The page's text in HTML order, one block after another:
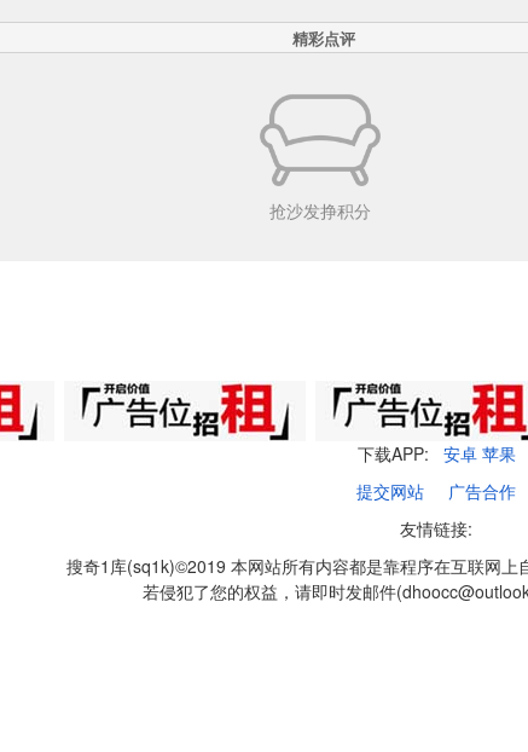
精彩点评
抢沙发挣积分
下载APP: 安卓 苹果
提交网站
广告合作
友情链接:
搜奇1库(sq1k)©2019 本网站所有内容都是靠程序在互联网上
若侵犯了您的权益，请即时发邮件